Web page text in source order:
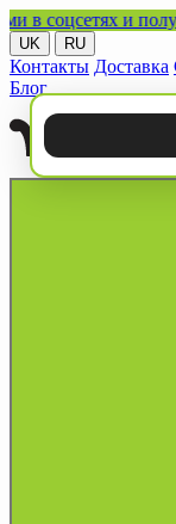
и
UK RU
Контакты Доставка
Блог